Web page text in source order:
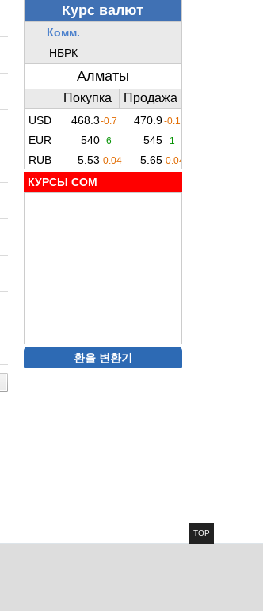
КУРСЫ COM
환율 변환기
TOP